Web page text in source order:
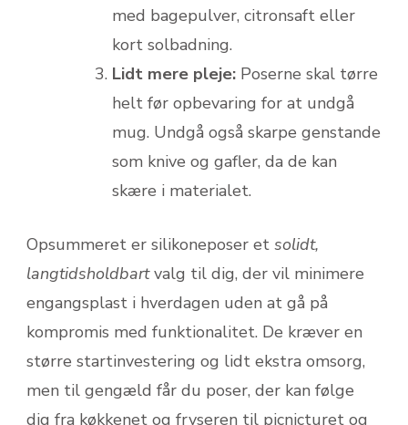
med bagepulver, citronsaft eller
kort solbadning.
Lidt mere pleje: Poserne skal tørre
helt før opbevaring for at undgå
mug. Undgå også skarpe genstande
som knive og gafler, da de kan
skære i materialet.
Opsummeret er silikoneposer et solidt,
langtidsholdbartvalg til dig, der vil minimere
engangsplast i hverdagen uden at gå på
kompromis med funktionalitet. De kræver en
større startinvestering og lidt ekstra omsorg,
men til gengæld får du poser, der kan følge
dig fra køkkenet og fryseren til picnicturet og